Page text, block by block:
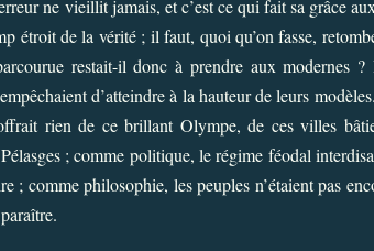
ne vieillit jamais, et c’est ce qui fait sa grâce
étroit de la vérité ; il faut, quoi qu’on fasse,
restait-il donc à prendre aux modernes
d’atteindre à la hauteur de leurs
rien de ce brillant Olympe, de ces villes
; comme politique, le régime féodal
; comme philosophie, les peuples n’étaient pas